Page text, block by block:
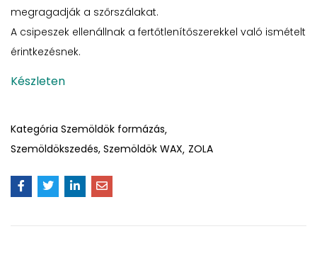
megragadják a szőrszálakat.
A csipeszek ellenállnak a fertőtlenítőszerekkel való ismételt
érintkezésnek.
Készleten
Kategória Szemöldök formázás
Szemöldökszedés, Szemöldök WAX ZOLA